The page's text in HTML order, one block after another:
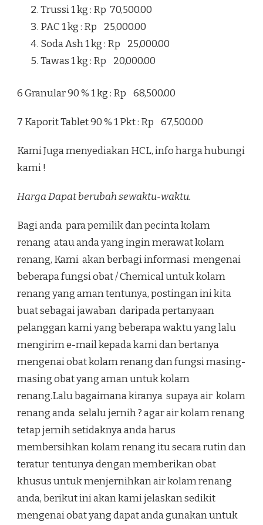
Trussi 1 kg : Rp 70,500.00
PAC 1 kg : Rp 25,000.00
Soda Ash 1 kg : Rp 25,000.00
Tawas 1 kg : Rp 20,000.00
6 Granular 90 % 1 kg : Rp 68,500.00
7 Kaporit Tablet 90 % 1 Pkt : Rp 67,500.00
Kami Juga menyediakan HCL, info harga hubungi
kami !
Harga Dapat berubah sewaktu-waktu.
Bagi anda para pemilik dan pecinta kolam
renang atau anda yang ingin merawat kolam
renang, Kami akan berbagi informasi mengenai
beberapa fungsi obat / Chemical untuk kolam
renang yang aman tentunya, postingan ini kita
buat sebagai jawaban daripada pertanyaan
pelanggan kami yang beberapa waktu yang lalu
mengirim e-mail kepada kami dan bertanya
mengenai obat kolam renang dan fungsi masing-
masing obat yang aman untuk kolam
renang.Lalu bagaimana kiranya supaya air kolam
renang anda selalu jernih ? agar air kolam renang
tetap jernih setidaknya anda harus
membersihkan kolam renang itu secara rutin dan
teratur tentunya dengan memberikan obat
khusus untuk menjernihkan air kolam renang
anda, berikut ini akan kami jelaskan sedikit
mengenai obat yang dapat anda gunakan untuk